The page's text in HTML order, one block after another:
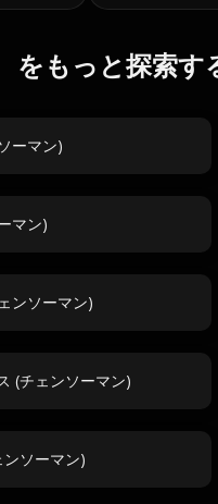
をもっと探索す
ーマン)
マン)
ンソーマン)
(チェンソーマン)
ソーマン)